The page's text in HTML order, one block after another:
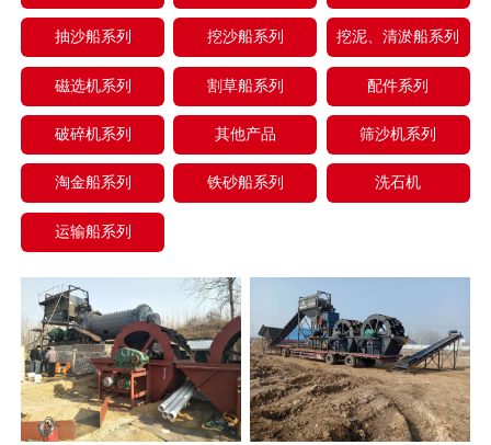
抽沙船系列 挖沙船系列 挖泥、清淤船系列
磁选机系列 割草船系列 配件系列
破碎机系列 其他产品 筛沙机系列
淘金船系列 铁砂船系列 洗石机
运输船系列